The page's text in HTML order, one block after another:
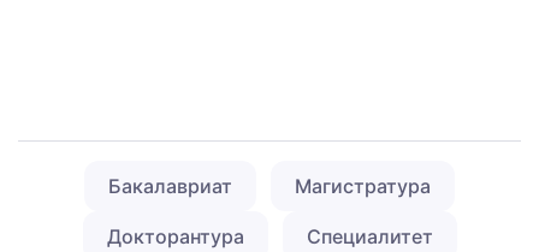
Бакалавриат Магистратура
Докторантура Специалитет